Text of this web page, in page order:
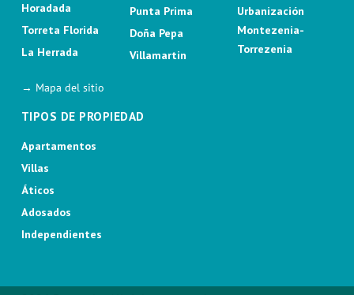
Horadada
Torreta Florida
La Herrada
Punta Prima
Doña Pepa
Villamartin
Urbanización
Montezenia-
Torrezenia
→ Mapa del sitio
TIPOS DE PROPIEDAD
Apartamentos
Villas
Áticos
Adosados
Independientes